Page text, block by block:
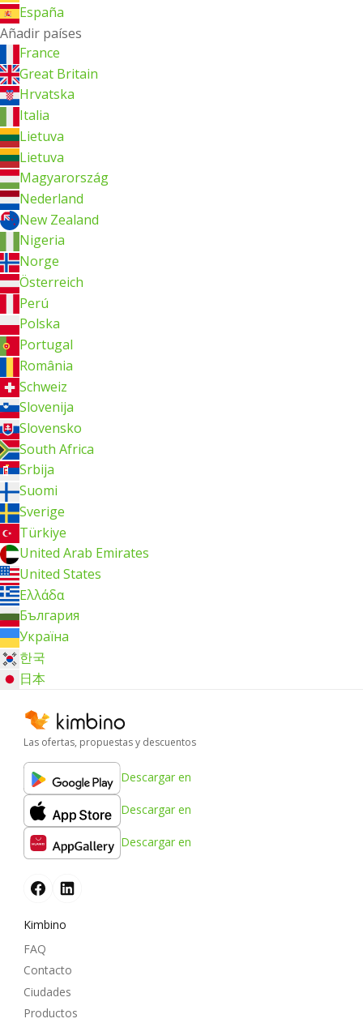
España
Añadir países
France
Great Britain
Hrvatska
Italia
Lietuva
Lietuva
Magyarország
Nederland
New Zealand
Nigeria
Norge
Österreich
Perú
Polska
Portugal
România
Schweiz
Slovenija
Slovensko
South Africa
Srbija
Suomi
Sverige
Türkiye
United Arab Emirates
United States
Ελλάδα
България
Україна
한국
日本
Las ofertas, propuestas y descuentos
Descargar en
Descargar en
Descargar en
Kimbino
FAQ
Contacto
Ciudades
Productos